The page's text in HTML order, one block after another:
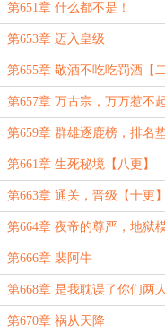
第651章 什么都不是！
第653章 迈入皇级
第655章 敬酒不吃吃罚酒【二
第657章 万古宗，万万惹不
更】
第659章 群雄逐鹿榜，排名
【六更】
第661章 生死秘境【八更】
第663章 通关，晋级【十更】
第664章 夜帝的尊严，地狱
第666章 裴阿牛
第668章 是我耽误了你们两人
第670章 祸从天降